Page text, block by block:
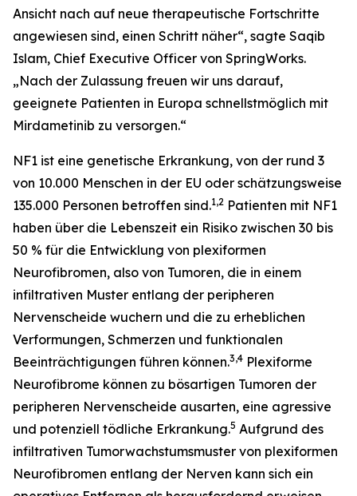
Ansicht nach auf neue therapeutische Fortschritte
angewiesen sind, einen Schritt näher“, sagte Saqib
Islam, Chief Executive Officer von SpringWorks.
„Nach der Zulassung freuen wir uns darauf,
geeignete Patienten in Europa schnellstmöglich mit
Mirdametinib zu versorgen.“
NF1 ist eine genetische Erkrankung, von der rund 3
von 10.000 Menschen in der EU oder schätzungsweise
135.000 Personen betroffen sind.1,2 Patienten mit NF1
haben über die Lebenszeit ein Risiko zwischen 30 bis
50 % für die Entwicklung von plexiformen
Neurofibromen, also von Tumoren, die in einem
infiltrativen Muster entlang der peripheren
Nervenscheide wuchern und die zu erheblichen
Verformungen, Schmerzen und funktionalen
Beeinträchtigungen führen können.3,4 ​ Plexiforme
Neurofibrome können zu bösartigen Tumoren der
peripheren Nervenscheide ausarten, eine agressive
und potenziell tödliche Erkrankung.5 Aufgrund des
infiltrativen Tumorwachstumsmuster von plexiformen
Neurofibromen entlang der Nerven kann sich ein